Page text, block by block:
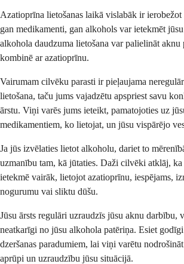
Azatioprīna lietošanas laikā vislabāk ir
gan medikamenti, gan alkohols var ietekmēt
alkohola daudzuma lietošana var palielināt
kombinē ar azatioprīnu.
Vairumam cilvēku parasti ir pieļaujama
lietošana, taču jums vajadzētu apspriest savu
ārstu. Viņi varēs jums ieteikt, pamatojoties uz
medikamentiem, ko lietojat, un jūsu vispārējo
Ja jūs izvēlaties lietot alkoholu, dariet to
uzmanību tam, kā jūtaties. Daži cilvēki atklāj,
ietekmē vairāk, lietojot azatioprīnu, iespējams,
nogurumu vai sliktu dūšu.
Jūsu ārsts regulāri uzraudzīs jūsu aknu darbību,
neatkarīgi no jūsu alkohola patēriņa. Esiet
dzeršanas paradumiem, lai viņi varētu
aprūpi un uzraudzību jūsu situācijā.